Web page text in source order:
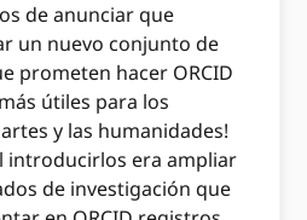
de anunciar que
un nuevo conjunto de
prometen hacer ORCID
útiles para los
y las humanidades!
introducirlos era ampliar
de investigación que